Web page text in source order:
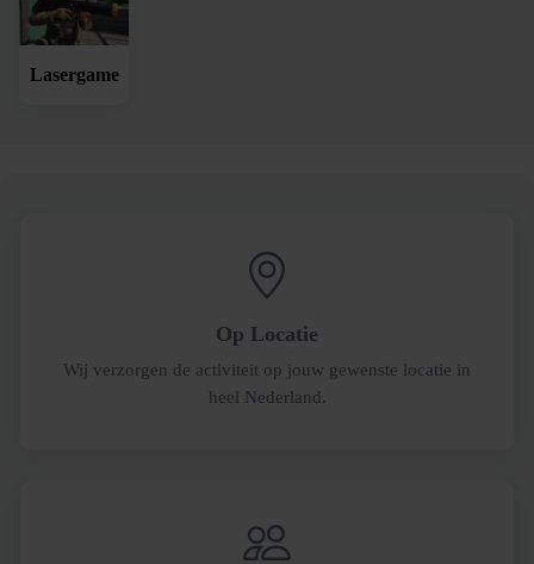
Lasergame
Op Locatie
Wij verzorgen de activiteit op jouw gewenste locatie in
heel Nederland.